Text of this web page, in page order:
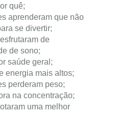
quê;
aprenderam que não
se divertir;
de
de sono;
saúde geral;
energia mais altos;
perderam peso;
na concentração;
uma melhor